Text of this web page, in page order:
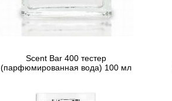
Scent Bar 400 тестер
(парфюмированная вода) 100 мл